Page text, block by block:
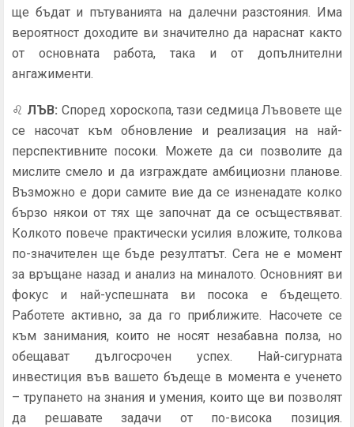
ще бъдат и пътуванията на далечни разстояния. Има
вероятност доходите ви значително да нараснат както
от основната работа, така и от допълнителни
ангажименти.
♌ ЛЪВ: Според хороскопа, тази седмица Лъвовете ще
се насочат към обновление и реализация на най-
перспективните посоки. Можете да си позволите да
мислите смело и да изграждате амбициозни планове.
Възможно е дори самите вие да се изненадате колко
бързо някои от тях ще започнат да се осъществяват.
Колкото повече практически усилия вложите, толкова
по-значителен ще бъде резултатът. Сега не е момент
за връщане назад и анализ на миналото. Основният ви
фокус и най-успешната ви посока е бъдещето.
Работете активно, за да го приближите. Насочете се
към занимания, които не носят незабавна полза, но
обещават дългосрочен успех. Най-сигурната
инвестиция във вашето бъдеще в момента е ученето
– трупането на знания и умения, които ще ви позволят
да решавате задачи от по-висока позиция.